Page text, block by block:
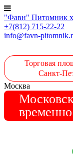
"Фавн" Питомник
+7(812) 715-22-22
info@favn-
Торговая
Санкт-
Москва